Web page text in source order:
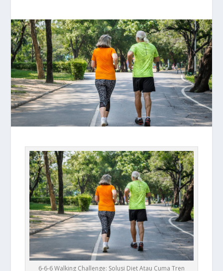
6-6-6 Walking Challenge: Solusi Diet Atau Cuma Tren